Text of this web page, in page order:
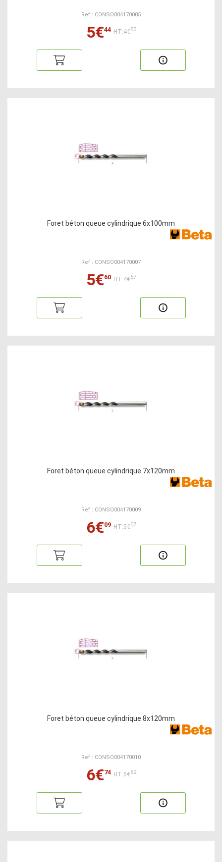
Ref : CONSO004170005
5€44 HT:4€53
Foret béton queue cylindrique 6x100mm
Ref : CONSO004170007
5€60 HT:4€67
Foret béton queue cylindrique 7x120mm
Ref : CONSO004170009
6€09 HT:5€07
Foret béton queue cylindrique 8x120mm
Ref : CONSO004170010
6€74 HT:5€62